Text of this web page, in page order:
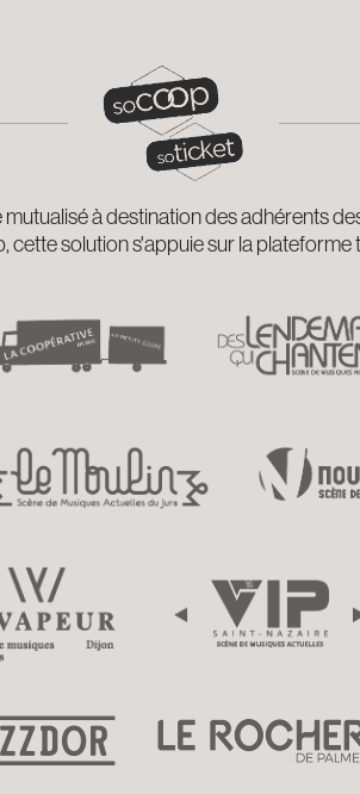
à destination des adhérents
solution s'appuie sur la plateforme